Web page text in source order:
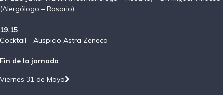
(Alergólogo – Rosario)
19.15
Cocktail - Auspicio Astra Zeneca
Fin de la jornada
Viernes 31 de Mayo